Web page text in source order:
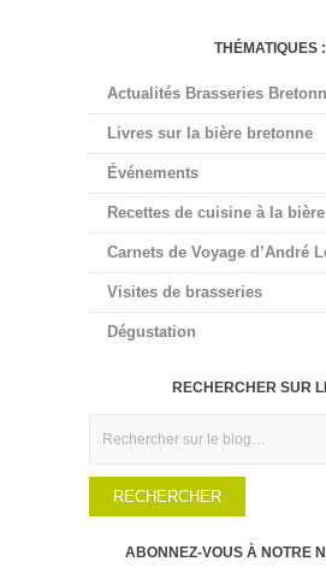
THÉMATIQUES :
Actualités Brasseries
Livres sur la bière bretonne
Événements
Recettes de cuisine à la
Carnets de Voyage d’André
Visites de brasseries
Dégustation
RECHERCHER SUR
ABONNEZ-VOUS À NOTRE